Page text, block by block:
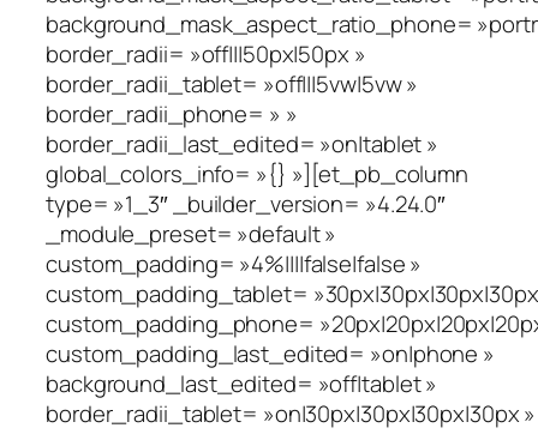
background_mask_aspect_ratio_phone=
border_radii= »off|||50px|50px »
border_radii_tablet= »off|||5vw|5vw »
border_radii_phone= » »
border_radii_last_edited= »on|tablet »
global_colors_info= »{} »][et_pb_column
type= »1_3″ _builder_version= »4.24.0″
_module_preset= »default »
custom_padding= »4%||||false|false »
custom_padding_tablet=
custom_padding_phone=
custom_padding_last_edited= »on|phone »
background_last_edited= »off|tablet »
border_radii_tablet= »on|30px|30px|30px|30px »